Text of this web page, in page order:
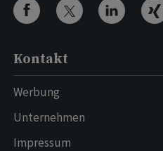
Kontakt
Werbung
Unternehmen
Impressum